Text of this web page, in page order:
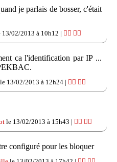
je parlais de bosser, c'était
13/02/2013 à 10h12 | 👍🏽 👎🏽
ca l'identification par IP ...
le 13/02/2013 à 12h24 | 👍🏽 👎🏽
le 13/02/2013 à 15h43 | 👍🏽 👎🏽
configuré pour les bloquer